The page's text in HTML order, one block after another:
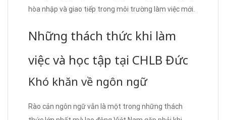
hòa nhập và giao tiếp trong môi trường làm việc mới.
Những thách thức khi làm
việc và học tập tại CHLB Đức
Khó khăn về ngôn ngữ
Rào cản ngôn ngữ vẫn là một trong những thách